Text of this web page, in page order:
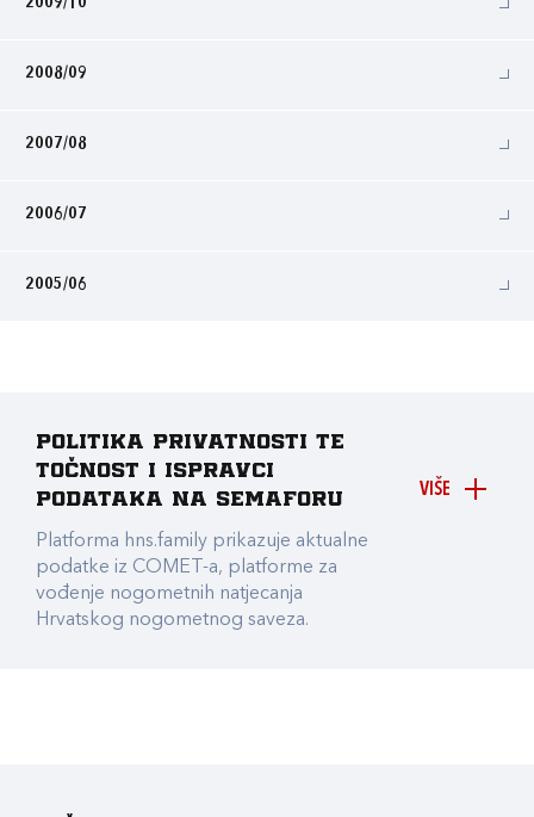
2009/10
2008/09
2007/08
2006/07
2005/06
VIŠE
Politika privatnosti te
točnost i ispravci
podataka na Semaforu
Platforma hns.family prikazuje aktualne
podatke iz COMET-a, platforme za
vođenje nogometnih natjecanja
Hrvatskog nogometnog saveza.